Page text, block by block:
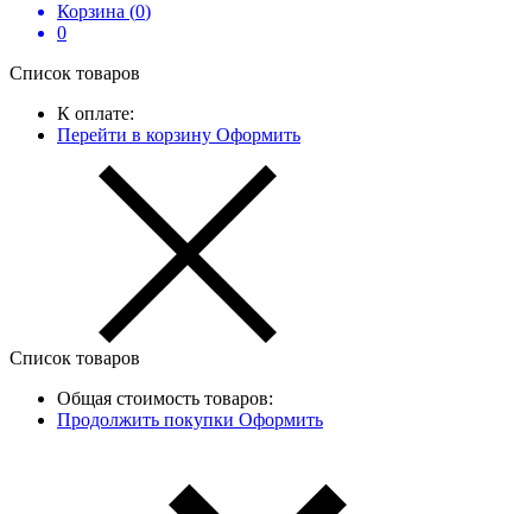
Корзина (0)
0
Список товаров
К оплате:
Перейти в корзину Оформить
Список товаров
Общая стоимость товаров:
Продолжить покупки Оформить